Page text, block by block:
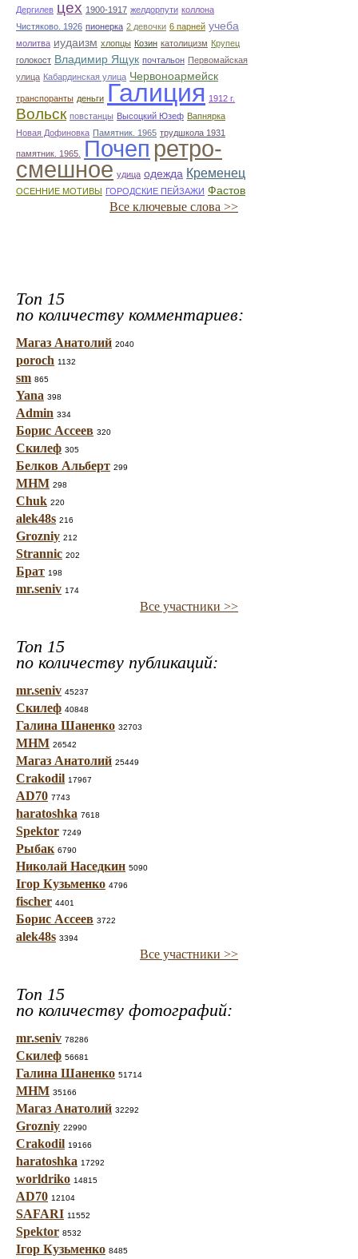
Дергилев цех 1900-1917 желдорпути коллона
Чистяково. 1926 пионерка 2 девочки 6 парней учеба
молитва иудаизм хлопцы Козин католицизм Крупец
голокост Владимир Ящук почтальон Первомайская
улица Кабардинская улица Червоноармейск
транспоранты деньги Галиция 1912 г.
Вольск повстанцы Высоцкий Юзеф Вапнярка
Новая Дофиновка Памятник. 1965 трудшкола 1931
памятник. 1965. Почеп ретро-
смешное удица одежда Кременец
ОСЕННИЕ МОТИВЫ ГОРОДСКИЕ ПЕЙЗАЖИ Фастов
Все ключевые слова >>
Топ 15
по количеству комментариев:
Магаз Анатолий 2040
poroch 1132
sm 865
Yana 398
Admin 334
Борис Ассеев 320
Скилеф 305
Белков Альберт 299
МНМ 298
Chuk 220
alek48s 216
Grozniy 212
Strannic 202
Брат 198
mr.seniv 174
Все участники >>
Топ 15
по количеству публикаций:
mr.seniv 45237
Скилеф 40848
Галина Шаненко 32703
МНМ 26542
Магаз Анатолий 25449
Crakodil 17967
AD70 7743
haratoshka 7618
Spektor 7249
Рыбак 6790
Николай Наседкин 5090
Ігор Кузьменко 4796
fischer 4401
Борис Ассеев 3722
alek48s 3394
Все участники >>
Топ 15
по количеству фотографий:
mr.seniv 78286
Скилеф 56681
Галина Шаненко 51714
МНМ 35166
Магаз Анатолий 32292
Grozniy 22990
Crakodil 19166
haratoshka 17292
worldriko 14815
AD70 12104
SAFARI 11552
Spektor 8532
Ігор Кузьменко 8485